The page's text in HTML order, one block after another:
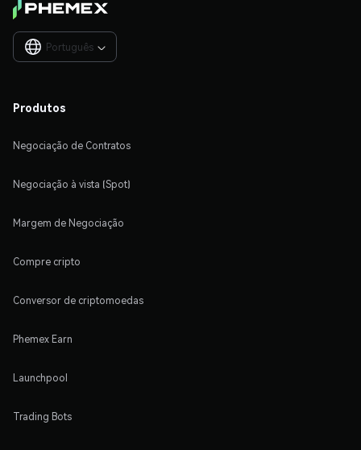
Português 
Produtos
Negociação de Contratos
Negociação à vista (Spot)
Margem de Negociação
Compre cripto
Conversor de criptomoedas
Phemex Earn
Launchpool
Trading Bots